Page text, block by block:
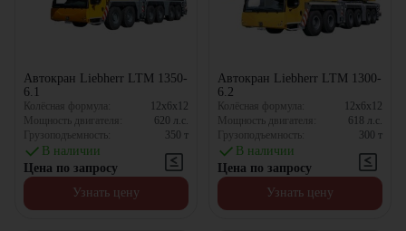
Автокран Liebherr LTM 1350-
6.1
Колёсная формула:
12x6x12
Мощность двигателя:
620 л.с.
Грузоподъемность:
350 т
В наличии
Цена по запросу
Узнать цену
Автокран Liebherr LTM 1300-
6.2
Колёсная формула:
12x6x12
Мощность двигателя:
618 л.с.
Грузоподъемность:
300 т
В наличии
Цена по запросу
Узнать цену